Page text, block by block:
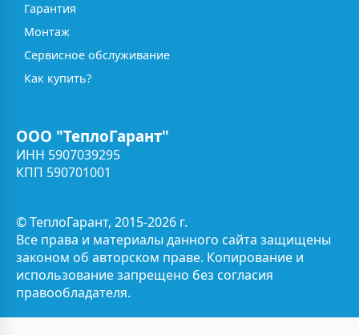
Гарантия
Монтаж
Сервисное обслуживание
Как купить?
ООО "ТеплоГарант"
ИНН 5907039295
КПП 590701001
© ТеплоГарант, 2015-2026 г.
Все права и материалы данного сайта защищены
законом об авторском праве. Копирование и
использование запрещено без согласия
правообладателя.